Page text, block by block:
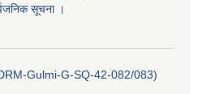
सूचना ।
Gulmi-G-SQ-42-082/083)